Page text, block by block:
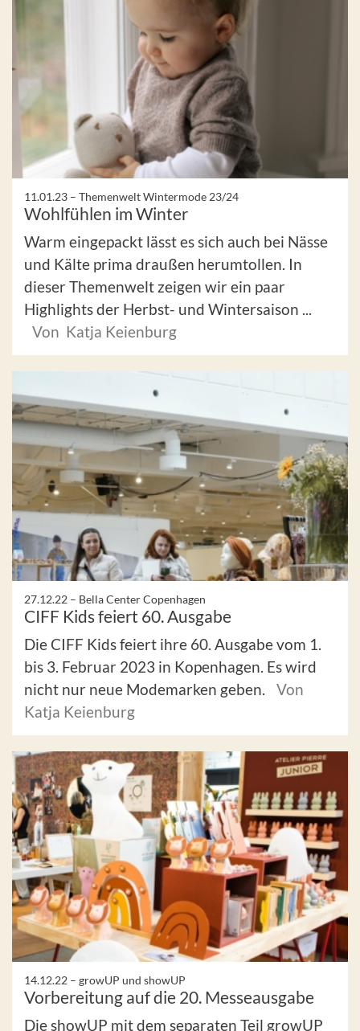
11.01.23 – Themenwelt Wintermode 23/24
Wohlfühlen im Winter
Warm eingepackt lässt es sich auch bei Nässe
und Kälte prima draußen herumtollen. In
dieser Themenwelt zeigen wir ein paar
Highlights der Herbst- und Wintersaison ...
Von Katja Keienburg
27.12.22 – Bella Center Copenhagen
CIFF Kids feiert 60. Ausgabe
Die CIFF Kids feiert ihre 60. Ausgabe vom 1.
bis 3. Februar 2023 in Kopenhagen. Es wird
nicht nur neue Modemarken geben.
Von
Katja Keienburg
14.12.22 – growUP und showUP
Vorbereitung auf die 20. Messeausgabe
Die showUP mit dem separaten Teil growUP